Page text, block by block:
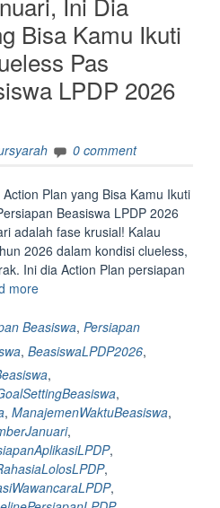
Bisa Kamu Ikuti
Pas
LPDP 2026
0 comment
Plan yang Bisa Kamu Ikuti
Beasiswa LPDP 2026
adalah fase krusial! Kalau
2026 dalam kondisi clueless,
Ini dia Action Plan persiapan
more“November
Januari,
Action
Plan
yang
Bisa
Kamu
Ikuti
Supaya
Beasiswa, Persiapan
, BeasiswaLPDP2026,
,
,
, ManajemenWaktuBeasiswa,
,
,
,
,